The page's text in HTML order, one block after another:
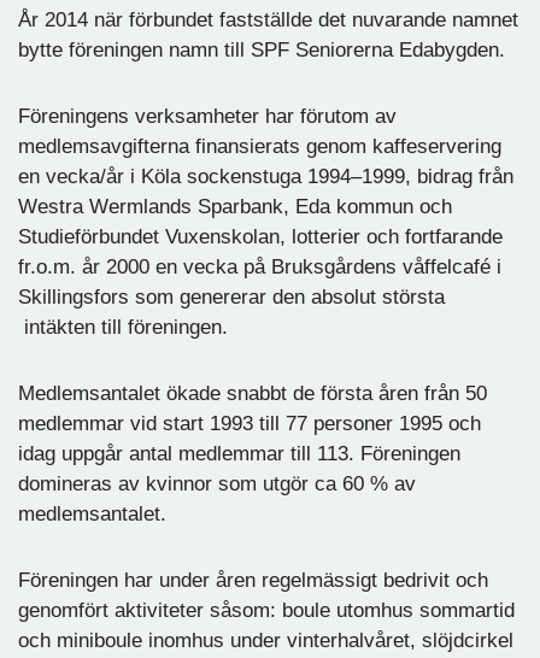
År 2014 när förbundet fastställde det nuvarande namnet
bytte föreningen namn till SPF Seniorerna Edabygden.
Föreningens verksamheter har förutom av
medlemsavgifterna finansierats genom kaffeservering
en vecka/år i Köla sockenstuga 1994–1999, bidrag från
Westra Wermlands Sparbank, Eda kommun och
Studieförbundet Vuxenskolan, lotterier och fortfarande
fr.o.m. år 2000 en vecka på Bruksgårdens våffelcafé i
Skillingsfors som genererar den absolut största
intäkten till föreningen.
Medlemsantalet ökade snabbt de första åren från 50
medlemmar vid start 1993 till 77 personer 1995 och
idag uppgår antal medlemmar till 113. Föreningen
domineras av kvinnor som utgör ca 60 % av
medlemsantalet.
Föreningen har under åren regelmässigt bedrivit och
genomfört aktiviteter såsom: boule utomhus sommartid
och miniboule inomhus under vinterhalvåret, slöjdcirkel